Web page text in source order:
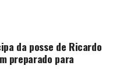
da posse de Ricardo
preparado para